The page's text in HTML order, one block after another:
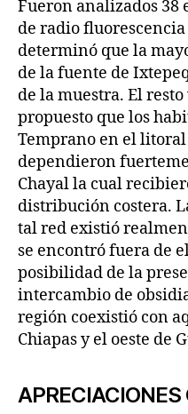
Fueron analizados 38
de radio fluorescencia
determinó que la
de la fuente de
de la muestra. El
propuesto que los
Temprano en el litoral
dependieron
Chayal la cual
distribución costera.
tal red existió
se encontró fuera de
posibilidad de la
intercambio de
región coexistió con
Chiapas y el oeste de
APRECIACIONES